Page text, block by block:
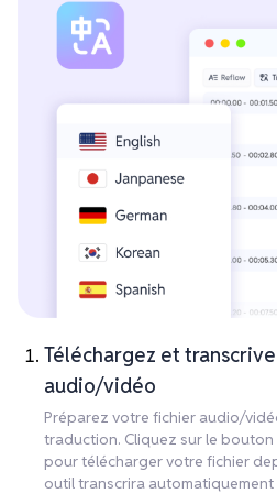
Téléchargez et
audio/vidéo
Préparez votre fichier audio/
traduction. Cliquez sur le
pour télécharger votre fichier
outil transcrira